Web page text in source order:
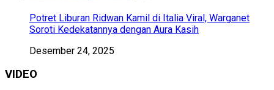
Potret Liburan Ridwan Kamil di Italia Viral, Warganet
Soroti Kedekatannya dengan Aura Kasih
Desember 24, 2025
VIDEO